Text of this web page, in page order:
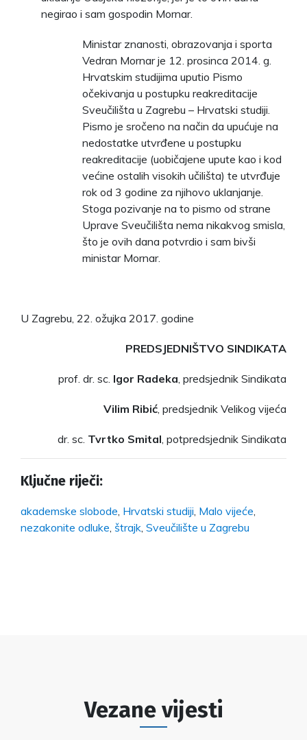
negirao i sam gospodin Mornar.
Ministar znanosti, obrazovanja i sporta
Vedran Mornar je 12. prosinca 2014. g.
Hrvatskim studijima uputio Pismo
očekivanja u postupku reakreditacije
Sveučilišta u Zagrebu – Hrvatski studiji.
Pismo je sročeno na način da upućuje na
nedostatke utvrđene u postupku
reakreditacije (uobičajene upute kao i kod
većine ostalih visokih učilišta) te utvrđuje
rok od 3 godine za njihovo uklanjanje.
Stoga pozivanje na to pismo od strane
Uprave Sveučilišta nema nikakvog smisla,
što je ovih dana potvrdio i sam bivši
ministar Mornar.
U Zagrebu, 22. ožujka 2017. godine
PREDSJEDNIŠTVO SINDIKATA
prof. dr. sc. Igor Radeka , predsjednik Sindikata
Vilim Ribić , predsjednik Velikog vijeća
dr. sc. Tvrtko Smital , potpredsjednik Sindikata
Ključne riječi:
akademske slobode Hrvatski studiji Malo vijeće
nezakonite odluke štrajk Sveučilište u Zagrebu
Vezane vijesti